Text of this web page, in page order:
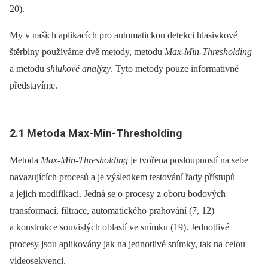
20).
My v našich aplikacích pro automatickou detekci hlasivkové
štěrbiny používáme dvě metody, metodu Max-Min-Thresholding
a metodu shlukové analýzy. Tyto metody pouze informativně
představíme.
2.1 Metoda Max-Min-Thresholding
Metoda Max-Min-Thresholding je tvořena posloupností na sebe
navazujících procesů a je výsledkem testování řady přístupů
a jejich modifikací. Jedná se o procesy z oboru bodových
transformací, filtrace, automatického prahování (7, 12)
a konstrukce souvislých oblastí ve snímku (19). Jednotlivé
procesy jsou aplikovány jak na jednotlivé snímky, tak na celou
videosekvenci.